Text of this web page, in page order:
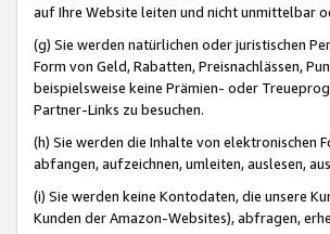
auf Ihre Website leiten und nicht unmittelbar
(g) Sie werden natürlichen oder juristischen
Form von Geld, Rabatten, Preisnachlässen,
beispielsweise keine Prämien- oder
Partner-Links zu besuchen.
(h) Sie werden die Inhalte von elektronischen
abfangen, aufzeichnen, umleiten, auslesen,
(i) Sie werden keine Kontodaten, die unsere
Kunden der Amazon-Websites), abfragen,